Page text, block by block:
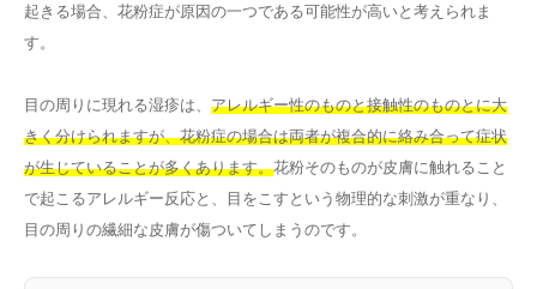
起きる場合、花粉症が原因の一つである可能性が高いと考えられま
す。
目の周りに現れる湿疹は、 アレルギー性のものと接触性のものとに大
きく分けられますが、花粉症の場合は両者が複合的に絡み合って症状
が生じていることが多くあります。花粉そのものが皮膚に触れること
で起こるアレルギー反応と、目をこすという物理的な刺激が重なり、
目の周りの繊細な皮膚が傷ついてしまうのです。